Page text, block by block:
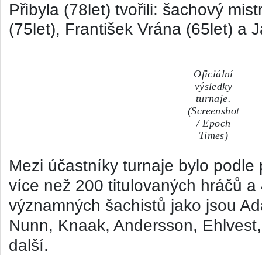
Přibyla (78let) tvořili: šachový
(75let), František Vrána (65let) a
Oficiální
výsledky
turnaje.
(Screenshot
/ Epoch
Times)
Mezi účastníky turnaje bylo podle
více než 200 titulovaných hráčů
významných šachistů jako jsou
Nunn, Knaak, Andersson,
další.